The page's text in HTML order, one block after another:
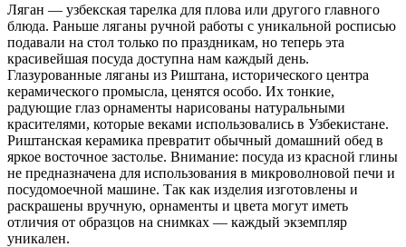
Ляган — узбекская тарелка для плова или другого главного
блюда. Раньше ляганы ручной работы с уникальной росписью
подавали на стол только по праздникам, но теперь эта
красивейшая посуда доступна нам каждый день.
Глазурованные ляганы из Риштана, исторического центра
керамического промысла, ценятся особо. Их тонкие,
радующие глаз орнаменты нарисованы натуральными
красителями, которые веками использовались в Узбекистане.
Риштанская керамика превратит обычный домашний обед в
яркое восточное застолье. Внимание: посуда из красной глины
не предназначена для использования в микроволновой печи и
посудомоечной машине. Так как изделия изготовлены и
раскрашены вручную, орнаменты и цвета могут иметь
отличия от образцов на снимках — каждый экземпляр
уникален.